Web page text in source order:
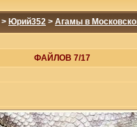
> Юрий352 > Агамы в
ФАЙЛОВ 7/17